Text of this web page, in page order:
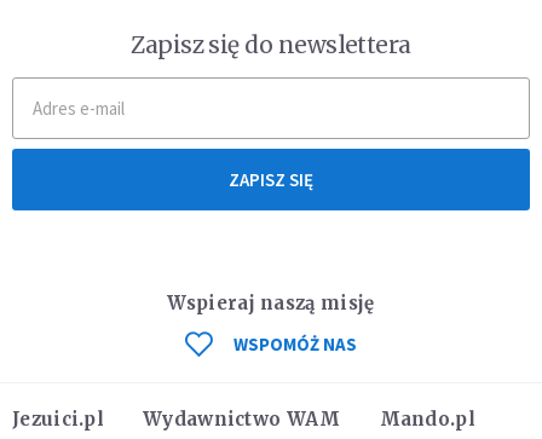
Zapisz się do newslettera
ZAPISZ SIĘ
Jezuici.pl Wydawnictwo WAM Mando.pl
Wspieraj naszą misję
WSPOMÓŻ NAS